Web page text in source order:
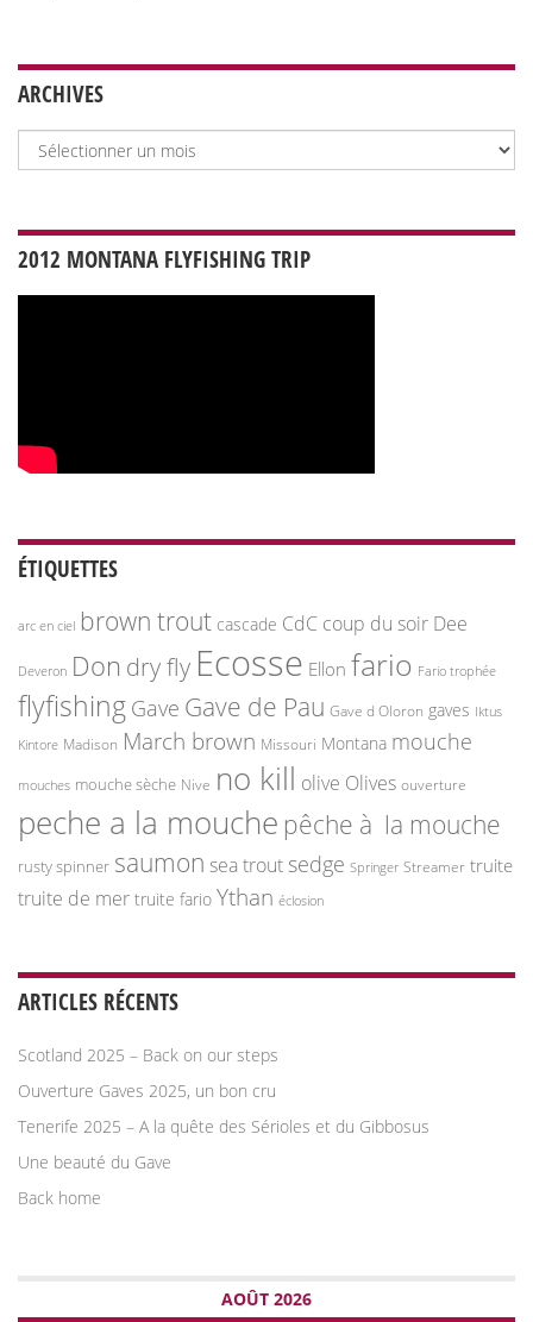
ARCHIVES
Archives
2012 MONTANA FLYFISHING TRIP
ÉTIQUETTES
arc en ciel brown trout cascade CdC coup du soir Dee
Deveron Don dry fly Ecosse Ellon fario Fario trophée
flyfishing Gave Gave de Pau Gave d Oloron gaves Iktus
Kintore Madison March brown Missouri Montana mouche
mouches mouche sèche Nive no kill olive Olives ouverture
peche a la mouche pêche à la mouche
rusty spinner saumon sea trout sedge Springer Streamer truite
truite de mer truite fario Ythan éclosion
ARTICLES RÉCENTS
Scotland 2025 – Back on our steps
Ouverture Gaves 2025, un bon cru
Tenerife 2025 – A la quête des Sérioles et du Gibbosus
Une beauté du Gave
Back home
AOÛT 2026